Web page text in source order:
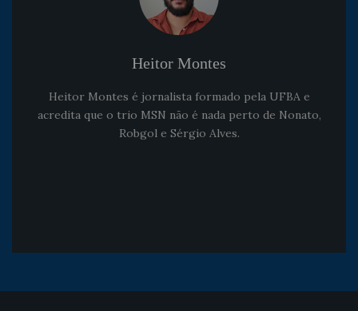
Heitor Montes
Heitor Montes é jornalista formado pela UFBA e
acredita que o trio MSN não é nada perto de Nonato,
Robgol e Sérgio Alves.